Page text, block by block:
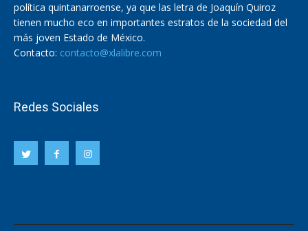
política quintanarroense, ya que las letra de Joaquín Quiroz
tienen mucho eco en importantes estratos de la sociedad del
más joven Estado de México.
Contacto: contacto@xlalibre.com
Redes Sociales